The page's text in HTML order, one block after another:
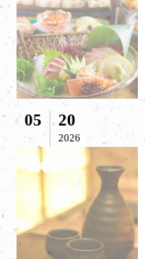
05 20
2026